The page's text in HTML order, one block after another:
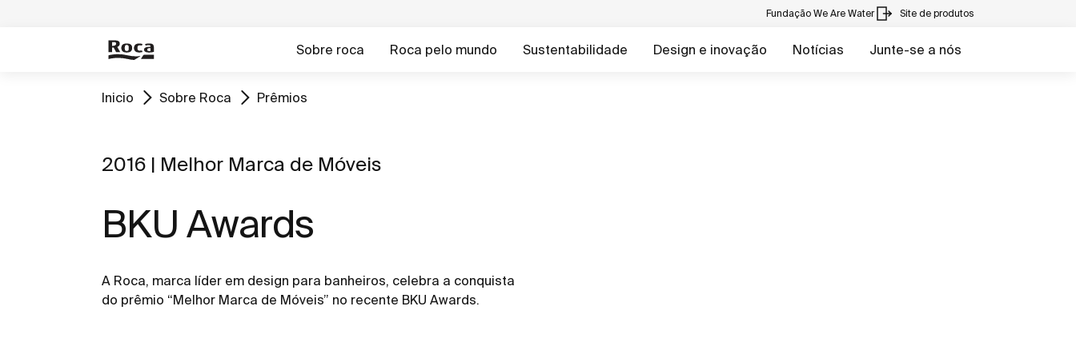
Fundação We Are Water Site de produtos
Sobre roca Roca pelo mundo Sustentabilidade Design e inovação Notícias Junte-se a nós
Inicio Sobre Roca Prêmios
2016 | Melhor Marca de Móveis
BKU Awards
A Roca, marca líder em design para banheiros, celebra a conquista
do prêmio “Melhor Marca de Móveis” no recente BKU Awards.